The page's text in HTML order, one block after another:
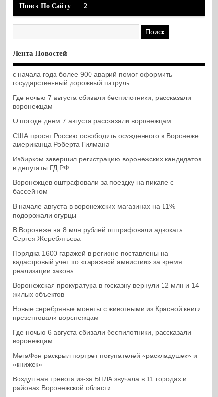
Поиск По Сайту 2
Лента Новостей
с начала года более 900 аварий помог оформить
государственный дорожный патруль
Где ночью 7 августа сбивали беспилотники, рассказали
воронежцам
О погоде днем 7 августа рассказали воронежцам
США просят Россию освободить осужденного в Воронеже
американца Роберта Гилмана
Избирком завершил регистрацию воронежских кандидатов
в депутаты ГД РФ
Воронежцев оштрафовали за поездку на пикапе с
бассейном
В начале августа в воронежских магазинах на 11%
подорожали огурцы
В Воронеже на 8 млн рублей оштрафовали адвоката
Сергея Жеребятьева
Порядка 1600 гаражей в регионе поставлены на
кадастровый учет по «гаражной амнистии» за время
реализации закона
Воронежская прокуратура в госказну вернули 12 млн и 14
жилых объектов
Новые серебряные монеты с животными из Красной книги
презентовали воронежцам
Где ночью 6 августа сбивали беспилотники, рассказали
воронежцам
МегаФон раскрыл портрет покупателей «раскладушек» и
«книжек»
Воздушная тревога из-за БПЛА звучала в 11 городах и
районах Воронежской области